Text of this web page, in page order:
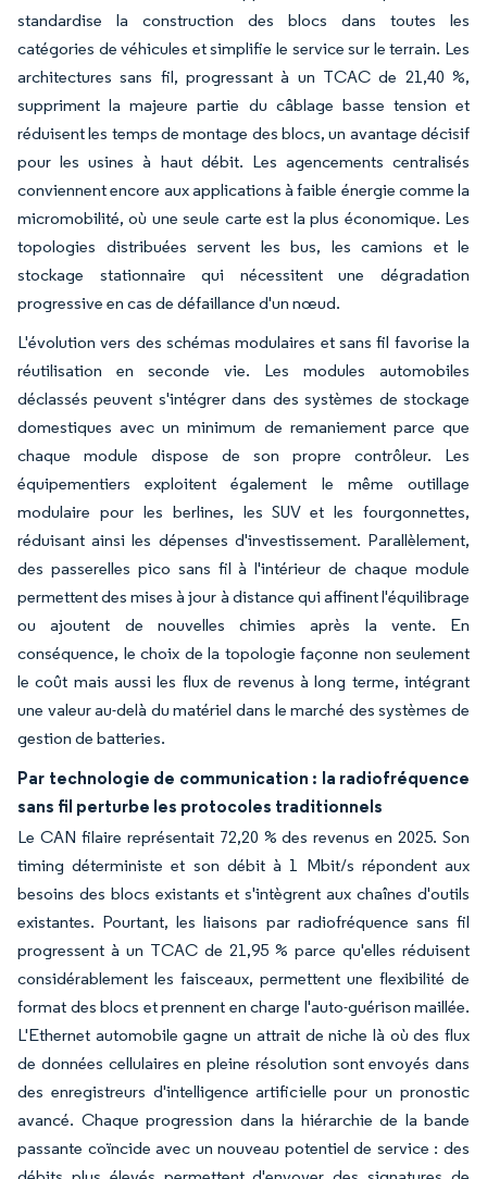
standardise la construction des blocs dans toutes les
catégories de véhicules et simplifie le service sur le terrain. Les
architectures sans fil, progressant à un TCAC de 21,40 %,
suppriment la majeure partie du câblage basse tension et
réduisent les temps de montage des blocs, un avantage décisif
pour les usines à haut débit. Les agencements centralisés
conviennent encore aux applications à faible énergie comme la
micromobilité, où une seule carte est la plus économique. Les
topologies distribuées servent les bus, les camions et le
stockage stationnaire qui nécessitent une dégradation
progressive en cas de défaillance d'un nœud.
L'évolution vers des schémas modulaires et sans fil favorise la
réutilisation en seconde vie. Les modules automobiles
déclassés peuvent s'intégrer dans des systèmes de stockage
domestiques avec un minimum de remaniement parce que
chaque module dispose de son propre contrôleur. Les
équipementiers exploitent également le même outillage
modulaire pour les berlines, les SUV et les fourgonnettes,
réduisant ainsi les dépenses d'investissement. Parallèlement,
des passerelles pico sans fil à l'intérieur de chaque module
permettent des mises à jour à distance qui affinent l'équilibrage
ou ajoutent de nouvelles chimies après la vente. En
conséquence, le choix de la topologie façonne non seulement
le coût mais aussi les flux de revenus à long terme, intégrant
une valeur au-delà du matériel dans le marché des systèmes de
gestion de batteries.
Par technologie de communication : la radiofréquence
sans fil perturbe les protocoles traditionnels
Le CAN filaire représentait 72,20 % des revenus en 2025. Son
timing déterministe et son débit à 1 Mbit/s répondent aux
besoins des blocs existants et s'intègrent aux chaînes d'outils
existantes. Pourtant, les liaisons par radiofréquence sans fil
progressent à un TCAC de 21,95 % parce qu'elles réduisent
considérablement les faisceaux, permettent une flexibilité de
format des blocs et prennent en charge l'auto-guérison maillée.
L'Ethernet automobile gagne un attrait de niche là où des flux
de données cellulaires en pleine résolution sont envoyés dans
des enregistreurs d'intelligence artificielle pour un pronostic
avancé. Chaque progression dans la hiérarchie de la bande
passante coïncide avec un nouveau potentiel de service : des